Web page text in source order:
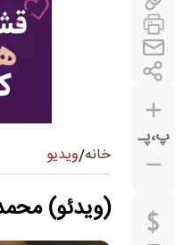
پ،پـ
خانه/ویدیو
(ویدئو) محمدرضا داوودنژاد: ۵۰